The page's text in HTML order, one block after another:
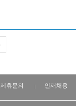
제휴문의 인재채용